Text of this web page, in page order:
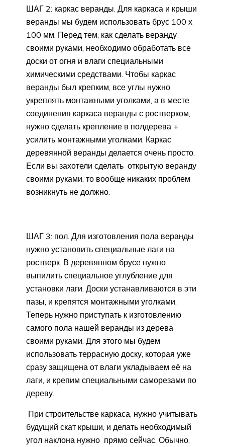
ШАГ 2: каркас веранды. Для каркаса и крыши
веранды мы будем использовать брус 100 х
100 мм. Перед тем, как сделать веранду
своими руками, необходимо обработать все
доски от огня и влаги специальными
химическими средствами. Чтобы каркас
веранды был крепким, все углы нужно
укреплять монтажными уголками, а в месте
соединения каркаса веранды с ростверком,
нужно сделать крепление в полдерева +
усилить монтажными уголками. Каркас
деревянной веранды делается очень просто.
Если вы захотели сделать открытую веранду
своими руками, то вообще никаких проблем
возникнуть не должно.
ШАГ 3: пол. Для изготовления пола веранды
нужно установить специальные лаги на
ростверк. В деревянном брусе нужно
выпилить специальное углубление для
установки лаги. Доски устанавливаются в эти
пазы, и крепятся монтажными уголками.
Теперь нужно приступать к изготовлению
самого пола нашей веранды из дерева
своими руками. Для этого мы будем
использовать террасную доску, которая уже
сразу защищена от влаги укладываем её на
лаги, и крепим специальными саморезами по
дереву.
При строительстве каркаса, нужно учитывать
будущий скат крыши, и делать необходимый
угол наклона нужно прямо сейчас. Обычно,